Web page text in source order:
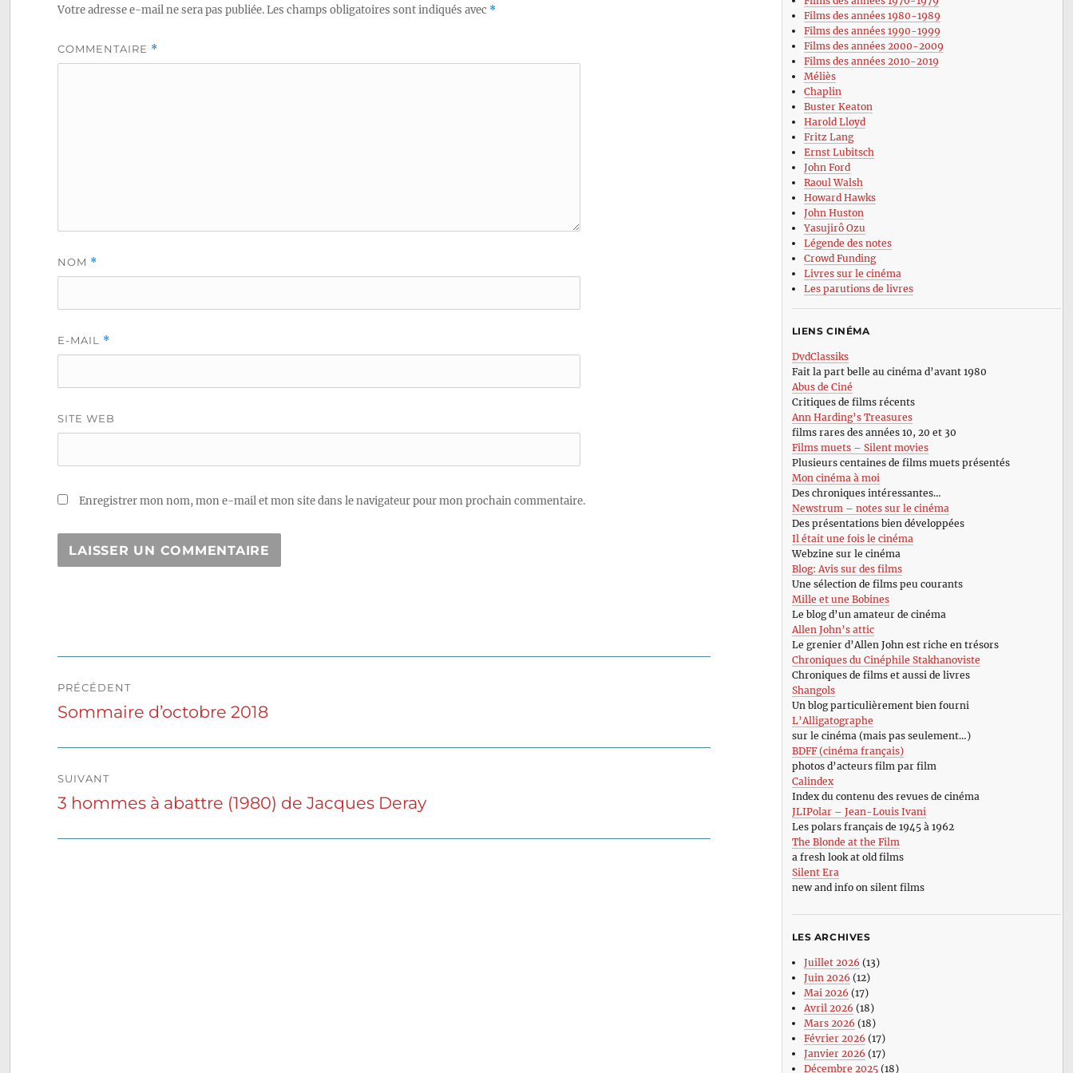
Votre adresse e-mail ne sera pas publiée.Les champs obligatoires sont indiqués avec *
COMMENTAIRE *
NOM *
E-MAIL *
SITE WEB
Enregistrer mon nom, mon e-mail et mon site dans le navigateur pour mon prochain commentaire.
de
PRÉCÉDENT
Publication
Sommaire d’octobre 2018
SUIVANT
Publication
3 hommes à abattre (1980) de Jacques Deray
Films des années 1980-1989
Films des années 1990-1999
Films des années 2000-2009
Films des années 2010-2019
Méliès
Chaplin
Buster Keaton
Harold Lloyd
Fritz Lang
Ernst Lubitsch
John Ford
Raoul Walsh
Howard Hawks
John Huston
Yasujirô Ozu
Légende des notes
Crowd Funding
Livres sur le cinéma
Les parutions de livres
LIENS CINÉMA
DvdClassiks
Fait la part belle au cinéma d’avant 1980
Abus de Ciné
Critiques de films récents
Ann Harding’s Treasures
films rares des années 10, 20 et 30
Films muets – Silent movies
Plusieurs centaines de films muets présentés
Mon cinéma à moi
Des chroniques intéressantes…
Newstrum – notes sur le cinéma
Des présentations bien développées
Il était une fois le cinéma
Webzine sur le cinéma
Blog: Avis sur des films
Une sélection de films peu courants
Mille et une Bobines
Le blog d’un amateur de cinéma
Allen John’s attic
Le grenier d’Allen John est riche en trésors
Chroniques du Cinéphile Stakhanoviste
Chroniques de films et aussi de livres
Shangols
Un blog particulièrement bien fourni
L’Alligatographe
sur le cinéma (mais pas seulement…)
BDFF (cinéma français)
photos d’acteurs film par film
Calindex
Index du contenu des revues de cinéma
JLIPolar – Jean-Louis Ivani
Les polars français de 1945 à 1962
The Blonde at the Film
a fresh look at old films
Silent Era
new and info on silent films
LES ARCHIVES
Juillet 2026 (13)
Juin 2026 (12)
Mai 2026 (17)
Avril 2026 (18)
Mars 2026 (18)
Février 2026 (17)
Janvier 2026 (17)
Décembre 2025(18)